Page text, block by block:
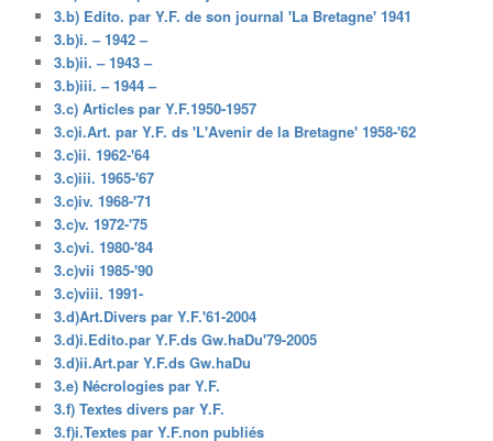
3.b) Edito. par Y.F. de son journal 'La Bretagne' 1941
3.b)i. – 1942 –
3.b)ii. – 1943 –
3.b)iii. – 1944 –
3.c) Articles par Y.F.1950-1957
3.c)i.Art. par Y.F. ds 'L'Avenir de la Bretagne' 1958-'62
3.c)ii. 1962-'64
3.c)iii. 1965-'67
3.c)iv. 1968-'71
3.c)v. 1972-'75
3.c)vi. 1980-'84
3.c)vii 1985-'90
3.c)viii. 1991-
3.d)Art.Divers par Y.F.'61-2004
3.d)i.Edito.par Y.F.ds Gw.haDu'79-2005
3.d)ii.Art.par Y.F.ds Gw.haDu
3.e) Nécrologies par Y.F.
3.f) Textes divers par Y.F.
3.f)i.Textes par Y.F.non publiés